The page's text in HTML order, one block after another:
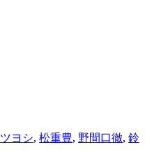
ヨシ, 松重豊, 野間口徹, 鈴